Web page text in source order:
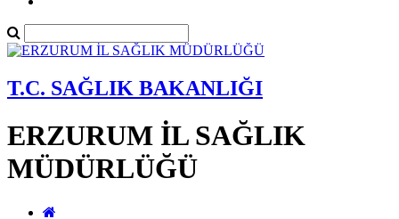
T.C. SAĞLIK BAKANLIĞI
ERZURUM İL SAĞLIK
MÜDÜRLÜĞÜ